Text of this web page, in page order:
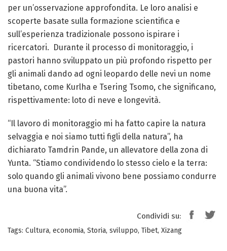
per un’osservazione approfondita. Le loro analisi e
scoperte basate sulla formazione scientifica e
sull’esperienza tradizionale possono ispirare i
ricercatori. Durante il processo di monitoraggio, i
pastori hanno sviluppato un più profondo rispetto per
gli animali dando ad ogni leopardo delle nevi un nome
tibetano, come Kurlha e Tsering Tsomo, che significano,
rispettivamente: loto di neve e longevità.
“Il lavoro di monitoraggio mi ha fatto capire la natura
selvaggia e noi siamo tutti figli della natura”, ha
dichiarato Tamdrin Pande, un allevatore della zona di
Yunta. “Stiamo condividendo lo stesso cielo e la terra:
solo quando gli animali vivono bene possiamo condurre
una buona vita”.
Condividi su:
Tags: Cultura, economia, Storia, sviluppo, Tibet, Xizang